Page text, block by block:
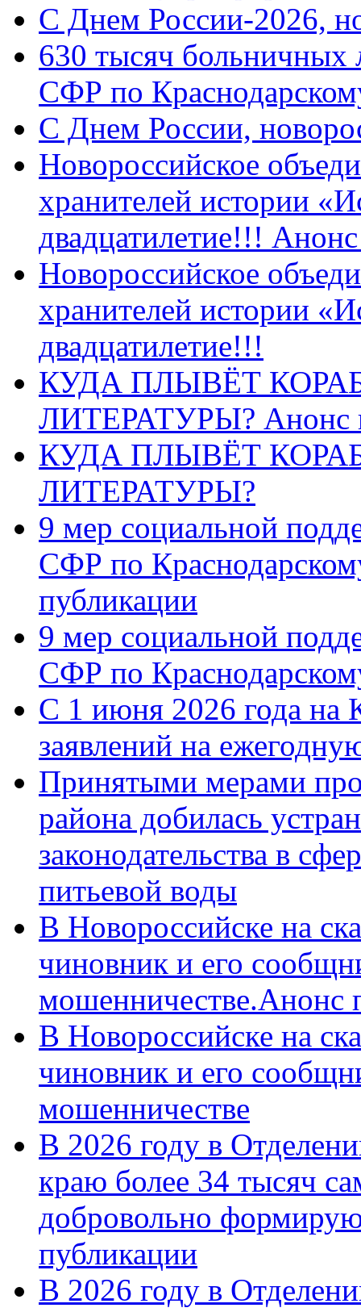
C Днем России-2026,
630 тысяч больничных
СФР по
C Днем России,
Новороссийское
хранителей истории
двадцатилетие!!!
Новороссийское
хранителей истории
двадцатилетие!!!
КУДА ПЛЫВЁТ
ЛИТЕРАТУРЫ? Анонс
КУДА ПЛЫВЁТ
ЛИТЕРАТУРЫ?
9 мер социальной
СФР по
публикации
9 мер социальной
СФР по
С 1 июня 2026 года на
заявлений на
Принятыми мерами
района добилась
законодательства в
питьевой воды
В Новороссийске на
чиновник и его
мошенничестве.Анонс
В Новороссийске на
чиновник и его
мошенничестве
В 2026 году в
краю более 34 тысяч
добровольно
публикации
В 2026 году в